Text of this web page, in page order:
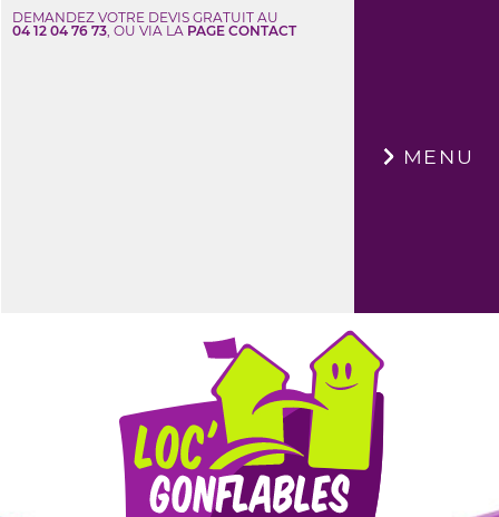
DEMANDEZ VOTRE DEVIS GRATUIT AU
04 12 04 76 73, OU VIA LA PAGE CONTACT
×MENU